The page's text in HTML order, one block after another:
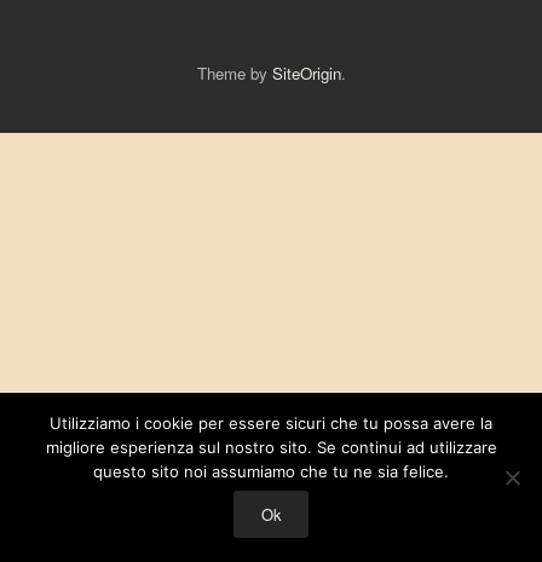
Theme by SiteOrigin.
Utilizziamo i cookie per essere sicuri che tu possa avere la
migliore esperienza sul nostro sito. Se continui ad utilizzare
questo sito noi assumiamo che tu ne sia felice.
Ok